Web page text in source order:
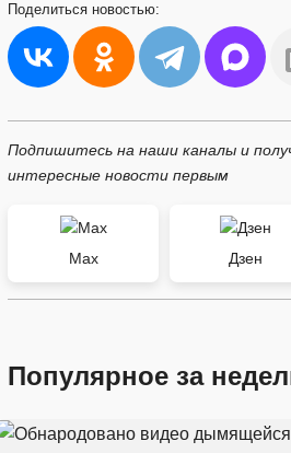
Поделиться новостью:
Подпишитесь на наши каналы и
интересные новости первым
Max Дзен
Популярное за